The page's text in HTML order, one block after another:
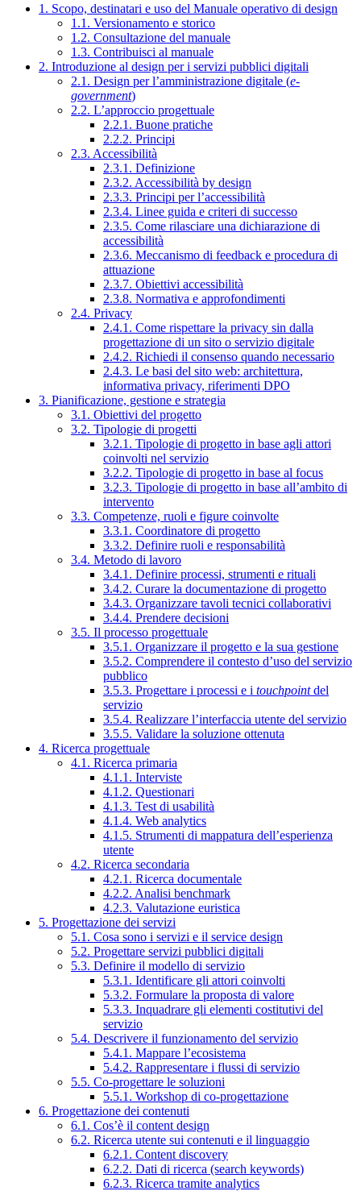
1. Scopo, destinatari e uso del Manuale operativo di design
1.1. Versionamento e storico
1.2. Consultazione del manuale
1.3. Contribuisci al manuale
2. Introduzione al design per i servizi pubblici digitali
2.1. Design per l’amministrazione digitale (e-
government)
2.2. L’approccio progettuale
2.2.1. Buone pratiche
2.2.2. Principi
2.3. Accessibilità
2.3.1. Definizione
2.3.2. Accessibilità by design
2.3.3. Principi per l’accessibilità
2.3.4. Linee guida e criteri di successo
2.3.5. Come rilasciare una dichiarazione di
accessibilità
2.3.6. Meccanismo di feedback e procedura di
attuazione
2.3.7. Obiettivi accessibilità
2.3.8. Normativa e approfondimenti
2.4. Privacy
2.4.1. Come rispettare la privacy sin dalla
progettazione di un sito o servizio digitale
2.4.2. Richiedi il consenso quando necessario
2.4.3. Le basi del sito web: architettura,
informativa privacy, riferimenti DPO
3. Pianificazione, gestione e strategia
3.1. Obiettivi del progetto
3.2. Tipologie di progetti
3.2.1. Tipologie di progetto in base agli attori
coinvolti nel servizio
3.2.2. Tipologie di progetto in base al focus
3.2.3. Tipologie di progetto in base all’ambito di
intervento
3.3. Competenze, ruoli e figure coinvolte
3.3.1. Coordinatore di progetto
3.3.2. Definire ruoli e responsabilità
3.4. Metodo di lavoro
3.4.1. Definire processi, strumenti e rituali
3.4.2. Curare la documentazione di progetto
3.4.3. Organizzare tavoli tecnici collaborativi
3.4.4. Prendere decisioni
3.5. Il processo progettuale
3.5.1. Organizzare il progetto e la sua gestione
3.5.2. Comprendere il contesto d’uso del servizio
pubblico
3.5.3. Progettare i processi e i touchpointdel
servizio
3.5.4. Realizzare l’interfaccia utente del servizio
3.5.5. Validare la soluzione ottenuta
4. Ricerca progettuale
4.1. Ricerca primaria
4.1.1. Interviste
4.1.2. Questionari
4.1.3. Test di usabilità
4.1.4. Web analytics
4.1.5. Strumenti di mappatura dell’esperienza
utente
4.2. Ricerca secondaria
4.2.1. Ricerca documentale
4.2.2. Analisi benchmark
4.2.3. Valutazione euristica
5. Progettazione dei servizi
5.1. Cosa sono i servizi e il service design
5.2. Progettare servizi pubblici digitali
5.3. Definire il modello di servizio
5.3.1. Identificare gli attori coinvolti
5.3.2. Formulare la proposta di valore
5.3.3. Inquadrare gli elementi costitutivi del
servizio
5.4. Descrivere il funzionamento del servizio
5.4.1. Mappare l’ecosistema
5.4.2. Rappresentare i flussi di servizio
5.5. Co-progettare le soluzioni
5.5.1. Workshop di co-progettazione
6. Progettazione dei contenuti
6.1. Cos’è il content design
6.2. Ricerca utente sui contenuti e il linguaggio
6.2.1. Content discovery
6.2.2. Dati di ricerca (search keywords)
6.2.3. Ricerca tramite analytics